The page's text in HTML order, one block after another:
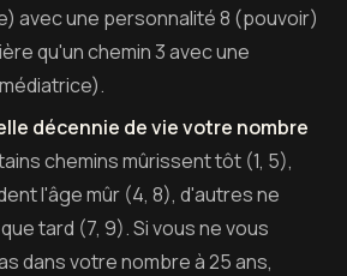
avec une personnalité 8 (pouvoir)
qu'un chemin 3 avec une
décennie de vie votre nombre
chemins mûrissent tôt (1, 5),
l'âge mûr (4, 8), d'autres ne
tard (7, 9). Si vous ne vous
dans votre nombre à 25 ans,